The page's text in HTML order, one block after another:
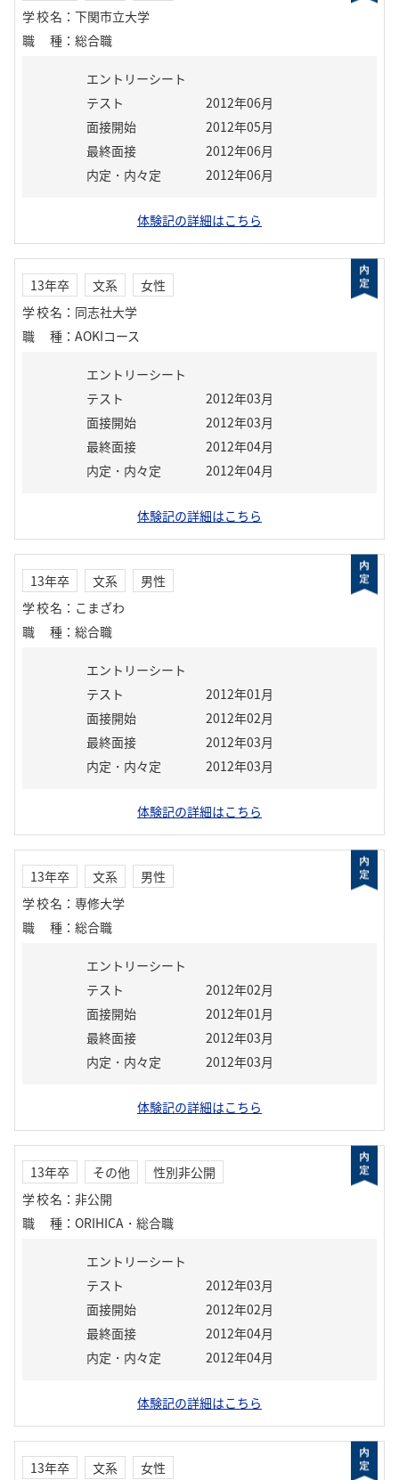
学校名 ： 下関市立大学
職種 ： 総合職
エントリーシート
テスト
2012年06月
面接開始
2012年05月
最終面接
2012年06月
内定・内々定
2012年06月
体験記の詳細はこちら
13年卒 文系
女性
学校名 ： 同志社大学
職種 ： AOKIコース
エントリーシート
テスト
2012年03月
面接開始
2012年03月
最終面接
2012年04月
内定・内々定
2012年04月
体験記の詳細はこちら
13年卒 文系
男性
学校名 ： こまざわ
職種 ： 総合職
エントリーシート
テスト
2012年01月
面接開始
2012年02月
最終面接
2012年03月
内定・内々定
2012年03月
体験記の詳細はこちら
13年卒 文系
男性
学校名 ： 専修大学
職種 ： 総合職
エントリーシート
テスト
2012年02月
面接開始
2012年01月
最終面接
2012年03月
内定・内々定
2012年03月
体験記の詳細はこちら
13年卒 その他
性別非公開
学校名 ： 非公開
職種 ： ORIHICA・総合職
エントリーシート
テスト
2012年03月
面接開始
2012年02月
最終面接
2012年04月
内定・内々定
2012年04月
体験記の詳細はこちら
13年卒 文系
女性